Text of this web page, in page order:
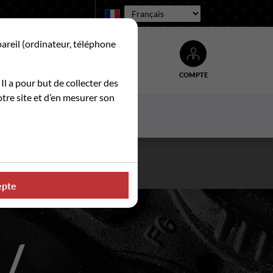
Langue :
COMPTE
Rechercher
☀️
/
(ordinateur, téléphone
a pour but de collecter des
site et d’en mesurer son